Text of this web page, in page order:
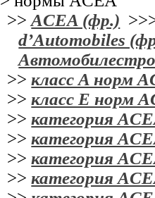
>>ACEA (фр.)
d’Automobiles
>>класс A норм
>>класс E норм
>>категория
>>категория
>>категория
>>категория